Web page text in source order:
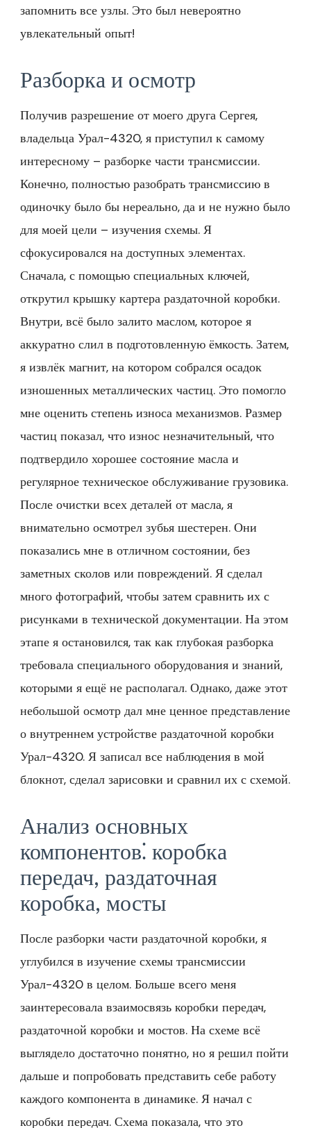
запомнить все узлы. Это был невероятно
увлекательный опыт!
Разборка и осмотр
Получив разрешение от моего друга Сергея,
владельца Урал-4320, я приступил к самому
интересному – разборке части трансмиссии.
Конечно, полностью разобрать трансмиссию в
одиночку было бы нереально, да и не нужно было
для моей цели – изучения схемы. Я
сфокусировался на доступных элементах.
Сначала, с помощью специальных ключей,
открутил крышку картера раздаточной коробки.
Внутри, всё было залито маслом, которое я
аккуратно слил в подготовленную ёмкость. Затем,
я извлёк магнит, на котором собрался осадок
изношенных металлических частиц. Это помогло
мне оценить степень износа механизмов. Размер
частиц показал, что износ незначительный, что
подтвердило хорошее состояние масла и
регулярное техническое обслуживание грузовика.
После очистки всех деталей от масла, я
внимательно осмотрел зубья шестерен. Они
показались мне в отличном состоянии, без
заметных сколов или повреждений. Я сделал
много фотографий, чтобы затем сравнить их с
рисунками в технической документации. На этом
этапе я остановился, так как глубокая разборка
требовала специального оборудования и знаний,
которыми я ещё не располагал. Однако, даже этот
небольшой осмотр дал мне ценное представление
о внутреннем устройстве раздаточной коробки
Урал-4320. Я записал все наблюдения в мой
блокнот, сделал зарисовки и сравнил их с схемой.
Анализ основных
компонентов⁚ коробка
передач, раздаточная
коробка, мосты
После разборки части раздаточной коробки, я
углубился в изучение схемы трансмиссии
Урал-4320 в целом. Больше всего меня
заинтересовала взаимосвязь коробки передач,
раздаточной коробки и мостов. На схеме всё
выглядело достаточно понятно, но я решил пойти
дальше и попробовать представить себе работу
каждого компонента в динамике. Я начал с
коробки передач. Схема показала, что это